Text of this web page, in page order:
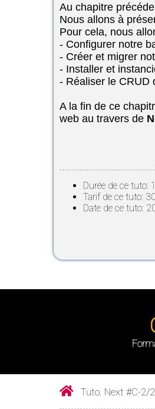
Au chapitre
Nous allons à
Pour cela, nous
- Configurer notre
- Créer et migrer
- Installer et
- Réaliser le CRUD
A la fin de ce
web au travers de
Durée de ce tuto:
Tarif de ce tuto:
Date de ce tuto:
Tuto. Next #C-2/